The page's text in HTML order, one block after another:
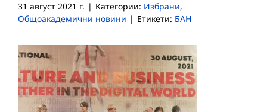
31 август 2021 г. | Категории: Избрани,
Общоакадемични новини | Етикети: БАН